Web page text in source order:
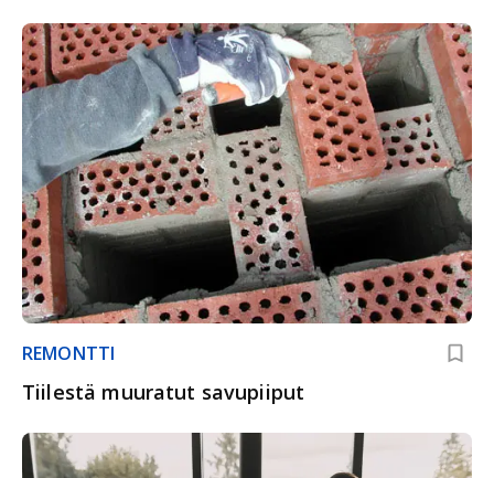
REMONTTI
Tiilestä muuratut savupiiput